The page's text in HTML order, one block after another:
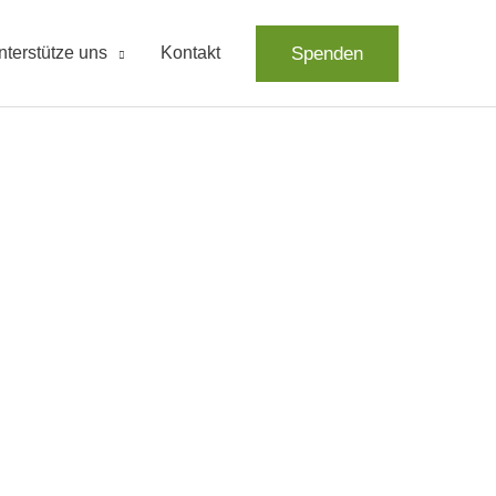
uns Kontakt Spenden